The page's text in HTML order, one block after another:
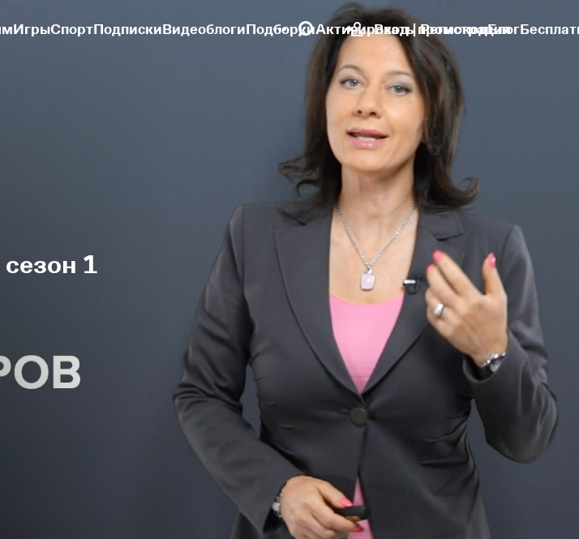
ИгрыСпортПодпискиВидеоблогиПодборкиАктивировать промокодБлог
Вход | Регистрация
1